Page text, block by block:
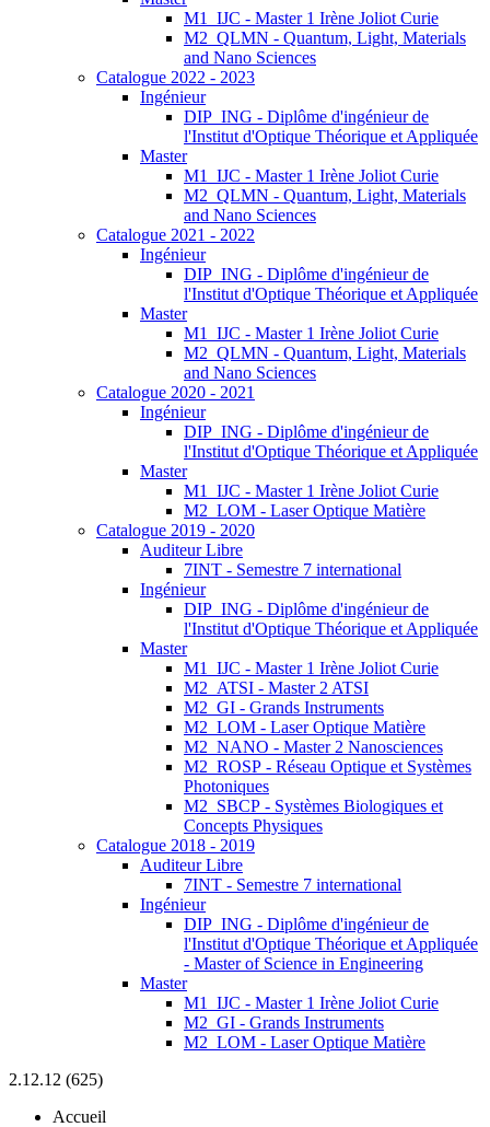
M1_IJC - Master 1 Irène Joliot Curie
M2_QLMN - Quantum, Light, Materials
and Nano Sciences
Catalogue 2022 - 2023
Ingénieur
DIP_ING - Diplôme d'ingénieur de
l'Institut d'Optique Théorique et Appliquée
Master
M1_IJC - Master 1 Irène Joliot Curie
M2_QLMN - Quantum, Light, Materials
and Nano Sciences
Catalogue 2021 - 2022
Ingénieur
DIP_ING - Diplôme d'ingénieur de
l'Institut d'Optique Théorique et Appliquée
Master
M1_IJC - Master 1 Irène Joliot Curie
M2_QLMN - Quantum, Light, Materials
and Nano Sciences
Catalogue 2020 - 2021
Ingénieur
DIP_ING - Diplôme d'ingénieur de
l'Institut d'Optique Théorique et Appliquée
Master
M1_IJC - Master 1 Irène Joliot Curie
M2_LOM - Laser Optique Matière
Catalogue 2019 - 2020
Auditeur Libre
7INT - Semestre 7 international
Ingénieur
DIP_ING - Diplôme d'ingénieur de
l'Institut d'Optique Théorique et Appliquée
Master
M1_IJC - Master 1 Irène Joliot Curie
M2_ATSI - Master 2 ATSI
M2_GI - Grands Instruments
M2_LOM - Laser Optique Matière
M2_NANO - Master 2 Nanosciences
M2_ROSP - Réseau Optique et Systèmes
Photoniques
M2_SBCP - Systèmes Biologiques et
Concepts Physiques
Catalogue 2018 - 2019
Auditeur Libre
7INT - Semestre 7 international
Ingénieur
DIP_ING - Diplôme d'ingénieur de
l'Institut d'Optique Théorique et Appliquée
- Master of Science in Engineering
Master
M1_IJC - Master 1 Irène Joliot Curie
M2_GI - Grands Instruments
M2_LOM - Laser Optique Matière
2.12.12 (625)
Accueil